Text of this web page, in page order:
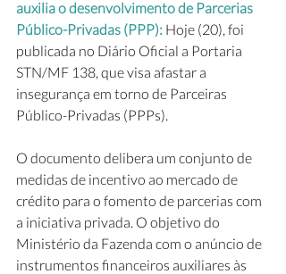
auxilia o desenvolvimento de Parcerias
Público-Privadas (PPP): Hoje (20), foi
publicada no Diário Oficial a Portaria
STN/MF 138, que visa afastar a
insegurança em torno de Parceiras
Público-Privadas (PPPs).
O documento delibera um conjunto de
medidas de incentivo ao mercado de
crédito para o fomento de parcerias com
a iniciativa privada. O objetivo do
Ministério da Fazenda com o anúncio de
instrumentos financeiros auxiliares às